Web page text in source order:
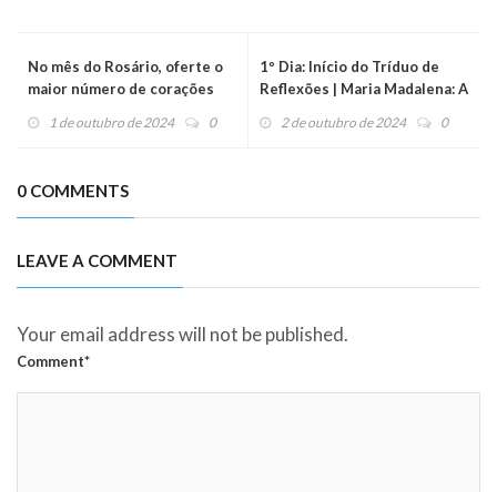
No mês do Rosário, oferte o
maior número de corações
1 de outubro de 2024 0
1º Dia: Início do Tríduo de
Reflexões | Maria Madalena: A
sonhos em realidade
2 de outubro de 2024 0
0 COMMENTS
LEAVE A COMMENT
Your email address will not be published.
Comment*